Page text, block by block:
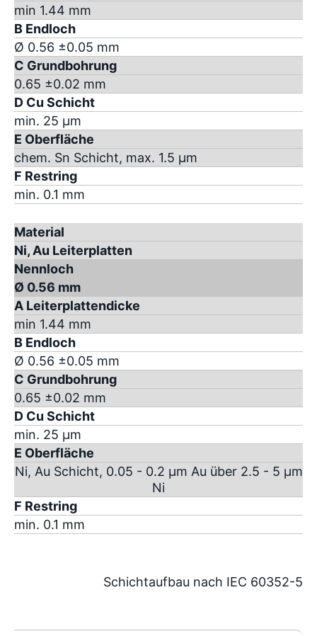
min 1.44 mm
B Endloch
Ø 0.56 ±0.05 mm
C Grundbohrung
0.65 ±0.02 mm
D Cu Schicht
min. 25 µm
E Oberfläche
chem. Sn Schicht, max. 1.5 µm
F Restring
min. 0.1 mm
Material
Ni, Au Leiterplatten
Nennloch
Ø 0.56 mm
A Leiterplattendicke
min 1.44 mm
B Endloch
Ø 0.56 ±0.05 mm
C Grundbohrung
0.65 ±0.02 mm
D Cu Schicht
min. 25 µm
E Oberfläche
Ni, Au Schicht, 0.05 - 0.2 µm Au über 2.5 - 5 µm
Ni
F Restring
min. 0.1 mm
Schichtaufbau nach IEC 60352-5